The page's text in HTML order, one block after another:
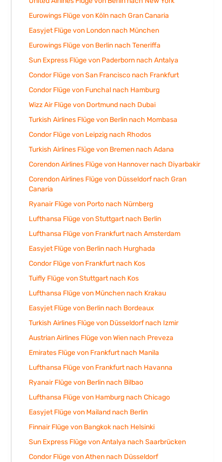
Eurowings Flüge von Köln nach Gran Canaria
Easyjet Flüge von London nach München
Eurowings Flüge von Berlin nach Teneriffa
Sun Express Flüge von Paderborn nach Antalya
Condor Flüge von San Francisco nach Frankfurt
Condor Flüge von Funchal nach Hamburg
Wizz Air Flüge von Dortmund nach Dubai
Turkish Airlines Flüge von Berlin nach Mombasa
Condor Flüge von Leipzig nach Rhodos
Turkish Airlines Flüge von Bremen nach Adana
Corendon Airlines Flüge von Hannover nach Diyarbakir
Corendon Airlines Flüge von Düsseldorf nach Gran
Canaria
Ryanair Flüge von Porto nach Nürnberg
Lufthansa Flüge von Stuttgart nach Berlin
Lufthansa Flüge von Frankfurt nach Amsterdam
Easyjet Flüge von Berlin nach Hurghada
Condor Flüge von Frankfurt nach Kos
Tuifly Flüge von Stuttgart nach Kos
Lufthansa Flüge von München nach Krakau
Easyjet Flüge von Berlin nach Bordeaux
Turkish Airlines Flüge von Düsseldorf nach Izmir
Austrian Airlines Flüge von Wien nach Preveza
Emirates Flüge von Frankfurt nach Manila
Lufthansa Flüge von Frankfurt nach Havanna
Ryanair Flüge von Berlin nach Bilbao
Lufthansa Flüge von Hamburg nach Chicago
Easyjet Flüge von Mailand nach Berlin
Finnair Flüge von Bangkok nach Helsinki
Sun Express Flüge von Antalya nach Saarbrücken
Condor Flüge von Athen nach Düsseldorf